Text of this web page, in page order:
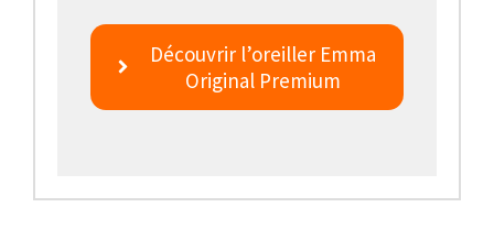
Découvrir l’oreiller Emma
Original Premium